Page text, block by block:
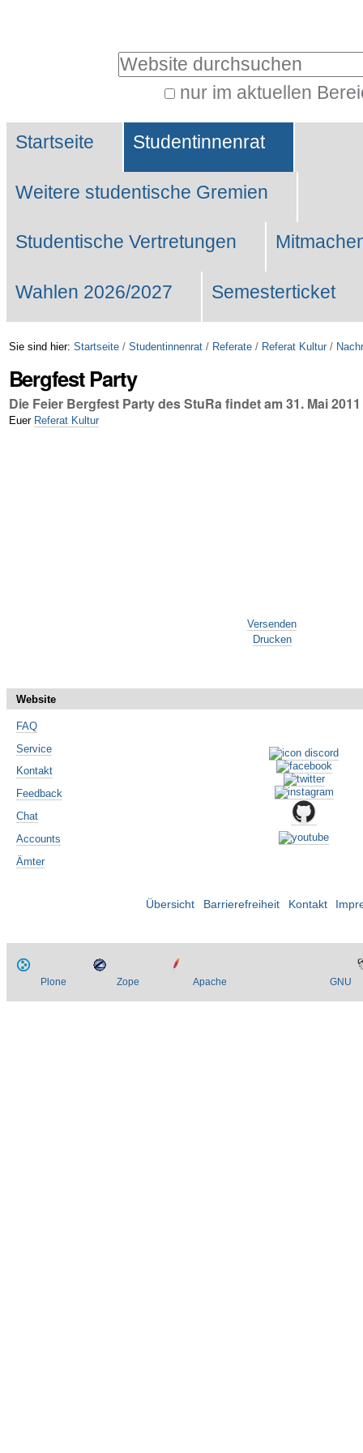
Website durchsuchen
nur im aktuellen
Suche…
Sektionen
Startseite Studentinnenrat
Weitere studentische Gremien
Studentische Vertretungen
Wahlen 2026/2027 Semesterticket
Sie sind hier: Startseite / Studentinnenrat / Referate / Referat Kultur /
Bergfest Party
Die Feier Bergfest Party des StuRa findet am 31. Mai
Euer Referat Kultur
Versenden
Drucken
Website
FAQ
Service
Kontakt
Feedback
Chat
Accounts
Ämter
Übersicht Barrierefreiheit Kontakt
Plone Zope Apache GNU